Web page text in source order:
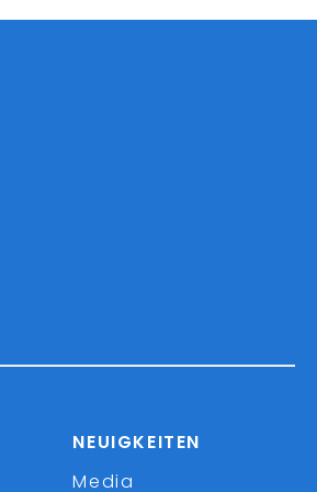
NEUIGKEITEN
Media